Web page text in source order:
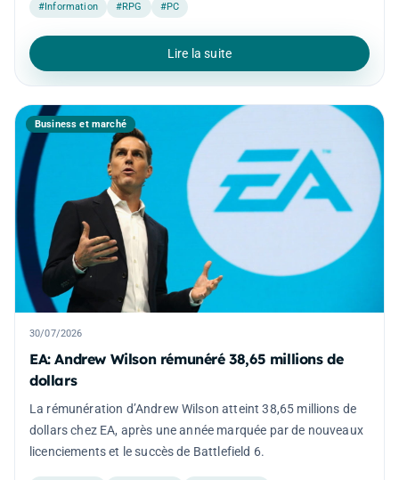
#Information #RPG #PC
Lire la suite
Business et marché
30/07/2026
EA: Andrew Wilson rémunéré 38,65 millions de
dollars
La rémunération d’Andrew Wilson atteint 38,65 millions de
dollars chez EA, après une année marquée par de nouveaux
licenciements et le succès de Battlefield 6.